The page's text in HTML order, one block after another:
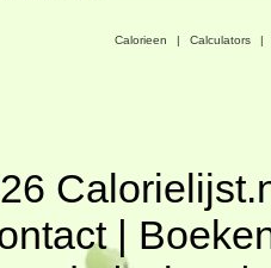
Calorieen | Calculators |
|